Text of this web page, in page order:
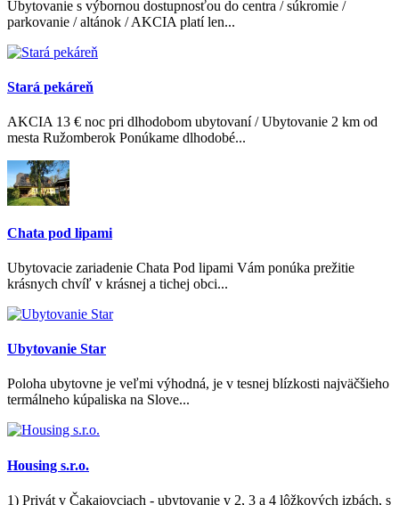
Ubytovanie s výbornou dostupnosťou do centra / súkromie /
parkovanie / altánok / AKCIA platí len...
Stará pekáreň
AKCIA 13 € noc pri dlhodobom ubytovaní / Ubytovanie 2 km od
mesta Ružomberok Ponúkame dlhodobé...
Chata pod lipami
Ubytovacie zariadenie Chata Pod lipami Vám ponúka prežitie
krásnych chvíľ v krásnej a tichej obci...
Ubytovanie Star
Poloha ubytovne je veľmi výhodná, je v tesnej blízkosti najväčšieho
termálneho kúpaliska na Slove...
Housing s.r.o.
1) Privát v Čakajovciach - ubytovanie v 2, 3 a 4 lôžkových izbách, s